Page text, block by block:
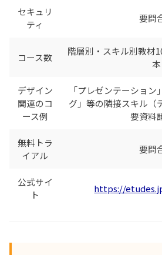
セキュリ
ティ
要問
コース数
階層別・スキル別教材
本
デザイン
関連のコ
ース例
「プレゼンテーショ
グ」等の隣接スキル（
要資料
無料トラ
イアル
要問
公式サイ
ト
https://